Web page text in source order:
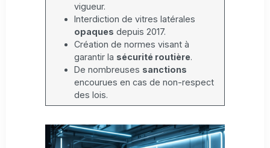
vigueur.
Interdiction de vitres latérales
opaques depuis 2017.
Création de normes visant à
garantir la sécurité routière.
De nombreuses sanctions
encourues en cas de non-respect
des lois.